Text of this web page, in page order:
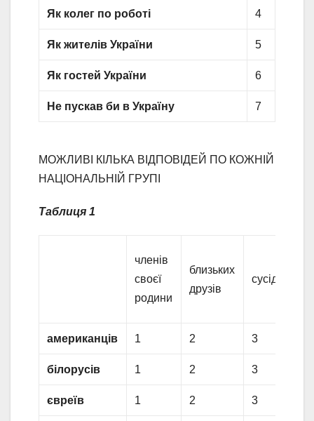
Як колег по роботі 4
Як жителів України 5
Як гостей України 6
Не пускав би в Україну 7
МОЖЛИВІ КІЛЬКА ВІДПОВІДЕЙ ПО КОЖНІЙ
НАЦІОНАЛЬНІЙ ГРУПІ
Таблиця 1
членів
своєї
родини
близьких
друзів
сусідів
американців 1 2 3
білорусів 1 2 3
євреїв 1 2 3